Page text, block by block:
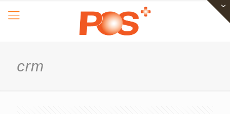
crm